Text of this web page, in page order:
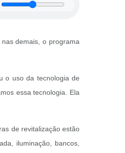
demais, o programa
o uso da tecnologia de
essa tecnologia. Ela
de revitalização estão
iluminação, bancos,